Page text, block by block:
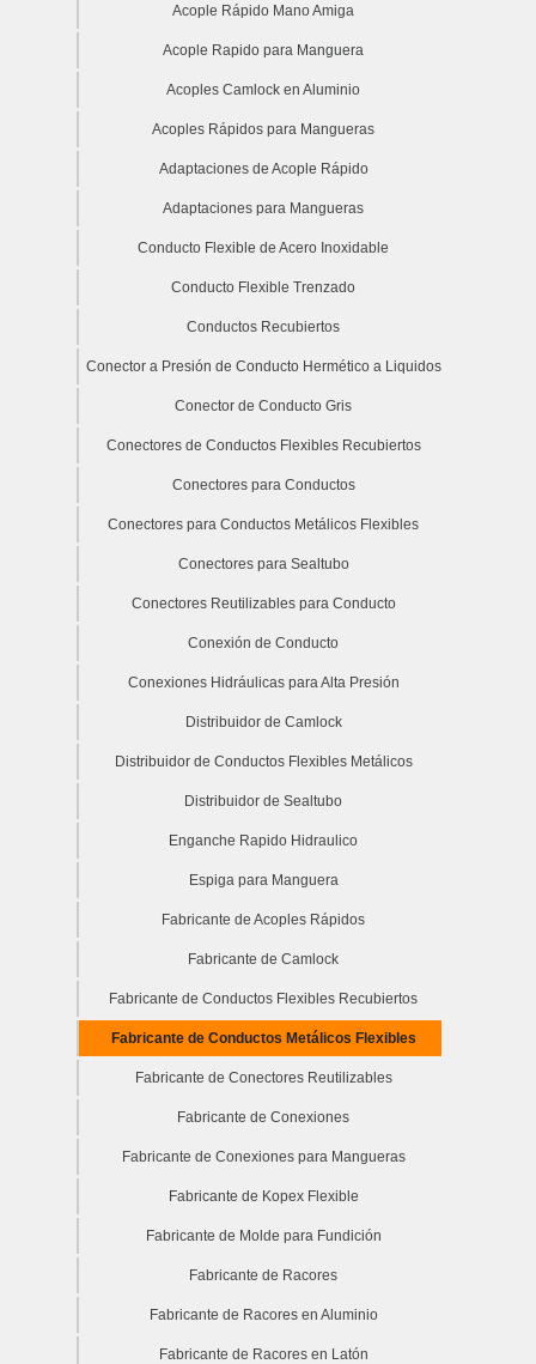
Acople Rápido Mano Amiga
Acople Rapido para Manguera
Acoples Camlock en Aluminio
Acoples Rápidos para Mangueras
Adaptaciones de Acople Rápido
Adaptaciones para Mangueras
Conducto Flexible de Acero Inoxidable
Conducto Flexible Trenzado
Conductos Recubiertos
Conector a Presión de Conducto Hermético a Liquidos
Conector de Conducto Gris
Conectores de Conductos Flexibles Recubiertos
Conectores para Conductos
Conectores para Conductos Metálicos Flexibles
Conectores para Sealtubo
Conectores Reutilizables para Conducto
Conexión de Conducto
Conexiones Hidráulicas para Alta Presión
Distribuidor de Camlock
Distribuidor de Conductos Flexibles Metálicos
Distribuidor de Sealtubo
Enganche Rapido Hidraulico
Espiga para Manguera
Fabricante de Acoples Rápidos
Fabricante de Camlock
Fabricante de Conductos Flexibles Recubiertos
Fabricante de Conductos Metálicos Flexibles
Fabricante de Conectores Reutilizables
Fabricante de Conexiones
Fabricante de Conexiones para Mangueras
Fabricante de Kopex Flexible
Fabricante de Molde para Fundición
Fabricante de Racores
Fabricante de Racores en Aluminio
Fabricante de Racores en Latón